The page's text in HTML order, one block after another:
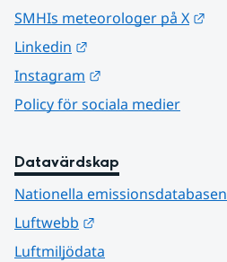
SMHIs meteorologer på X
Linkedin
Instagram
Policy för sociala medier
Datavärdskap
Nationella emissionsdatabasen
Luftwebb
Luftmiljödata